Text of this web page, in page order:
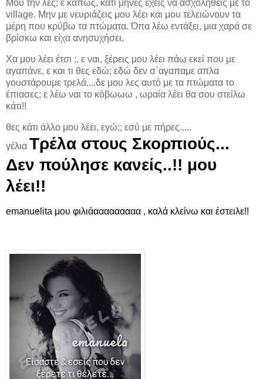
Μου την λές; ε κάπως, κάτι μήνες έχεις να ασχοληθείς με το
village. Μην με νευριάζεις μου λέει και μου τελειώνουν τα
μέρη που κρύβω τα πτώματα. Όπα λέω εντάξει, μια χαρά σε
βρίσκω και είχα ανησυχήσει.
Χα μου λέει έτσι ;, ε ναι, ξέρεις μου λέει πάω εκεί που με
αγαπάνε, ε και τι θες εδώ; εδώ δεν σ΄αγαπαμε απλα
γουστάρουμε τρελά....δε μου λες αυτό με τα πτώματα το
έπιασες; ε λέω ναι το κόβωωω , ωραία λέει θα σου στείλω
κάτι!!
θες κάτι άλλο μου λέει, εγώ;; εσύ με πήρες.....
γέλια Τρέλα στους Σκορπιούς...
Δεν πούλησε κανείς..!! μου
λέει!!
emanuelita μου φιλιάααααααααα , καλά κλείνω και έστειλε!!